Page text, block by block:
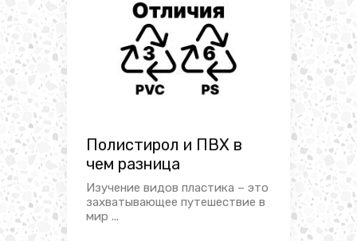
Полистирол и ПВХ в
чем разница
Изучение видов пластика – это
захватывающее путешествие в
мир ...